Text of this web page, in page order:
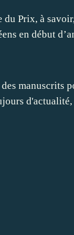
Prix, à
en début
manuscrits